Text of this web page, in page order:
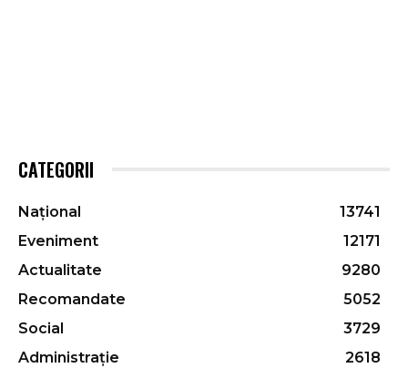
CATEGORII
Național
13741
Eveniment
12171
Actualitate
9280
Recomandate
5052
Social
3729
Administrație
2618